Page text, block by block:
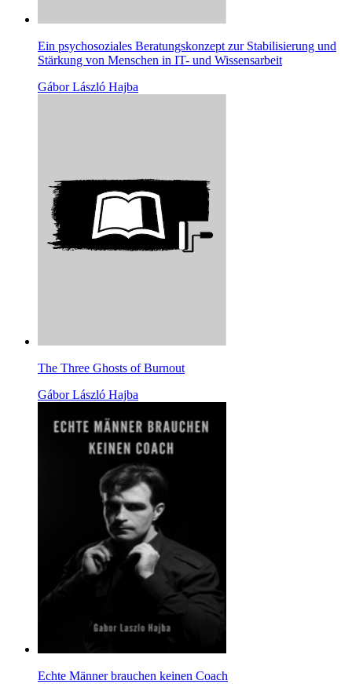
Ein psychosoziales Beratungskonzept zur Stabilisierung und
Stärkung von Menschen in IT- und Wissensarbeit
Gábor László Hajba
The Three Ghosts of Burnout
Gábor László Hajba
Echte Männer brauchen keinen Coach